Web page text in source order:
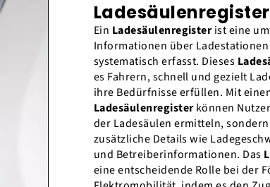
Ladesäulenregister
Ein Ladesäulenregisterist eine
Informationen über
systematisch erfasst. Dieses
es Fahrern, schnell und gezielt
ihre Bedürfnisse erfüllen. Mit
Ladesäulenregisterkönnen
der Ladesäulen ermitteln,
zusätzliche Details wie
und Betreiberinformationen. Das
eine entscheidende Rolle bei der